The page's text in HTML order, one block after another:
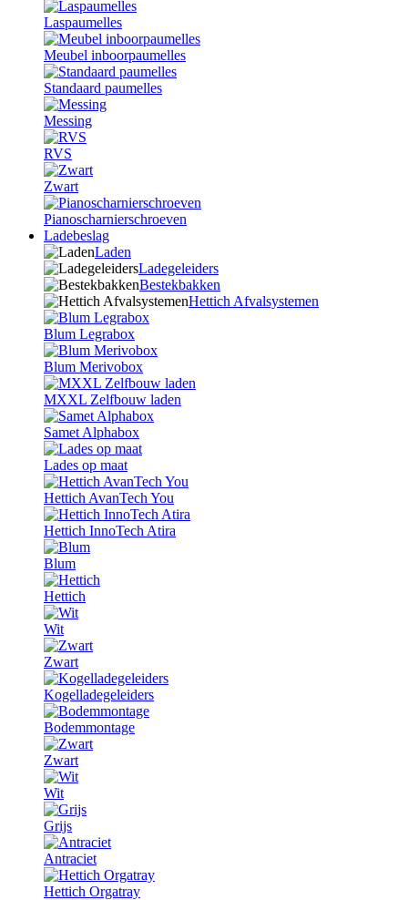
Laspaumelles
Meubel inboorpaumelles
Standaard paumelles
Messing
RVS
Zwart
Pianoscharnierschroeven
Ladebeslag
Laden
Ladegeleiders
Bestekbakken
Hettich Afvalsystemen
Blum Legrabox
Blum Merivobox
MXXL Zelfbouw laden
Samet Alphabox
Lades op maat
Hettich AvanTech You
Hettich InnoTech Atira
Blum
Hettich
Wit
Zwart
Kogelladegeleiders
Bodemmontage
Zwart
Wit
Grijs
Antraciet
Hettich Orgatray